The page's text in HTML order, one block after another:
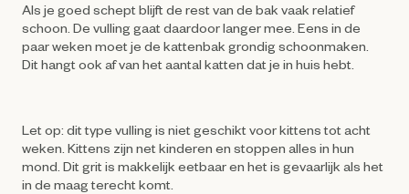
Als je goed schept blijft de rest van de bak vaak relatief
schoon. De vulling gaat daardoor langer mee. Eens in de
paar weken moet je de kattenbak grondig schoonmaken.
Dit hangt ook af van het aantal katten dat je in huis hebt.
Let op: dit type vulling is niet geschikt voor kittens tot acht
weken. Kittens zijn net kinderen en stoppen alles in hun
mond. Dit grit is makkelijk eetbaar en het is gevaarlijk als het
in de maag terecht komt.